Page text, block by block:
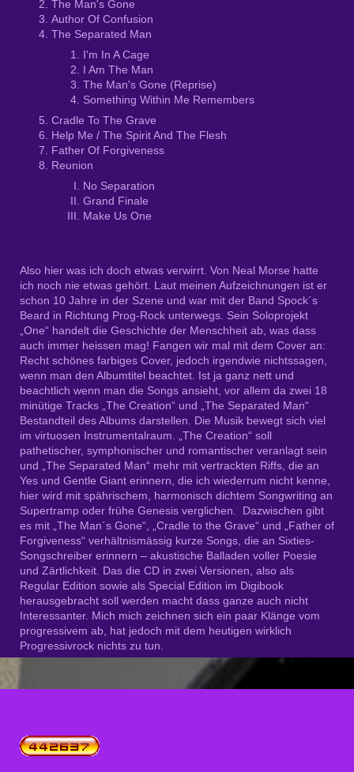
The Man's Gone
Author Of Confusion
The Separated Man
I'm In A Cage
I Am The Man
The Man's Gone (Reprise)
Something Within Me Remembers
Cradle To The Grave
Help Me / The Spirit And The Flesh
Father Of Forgiveness
Reunion
No Separation
Grand Finale
Make Us One
Also hier was ich doch etwas verwirrt. Von Neal Morse hatte
ich noch nie etwas gehört. Laut meinen Aufzeichnungen ist er
schon 10 Jahre in der Szene und war mit der Band Spock´s
Beard in Richtung Prog-Rock unterwegs. Sein Soloprojekt
„One“ handelt die Geschichte der Menschheit ab, was dass
auch immer heissen mag! Fangen wir mal mit dem Cover an:
Recht schönes farbiges Cover, jedoch irgendwie nichtssagen,
wenn man den Albumtitel beachtet. Ist ja ganz nett und
beachtlich wenn man die Songs ansieht, vor allem da zwei 18
minütige Tracks „The Creation“ und „The Separated Man“
Bestandteil des Albums darstellen. Die Musik bewegt sich viel
im virtuosen Instrumentalraum. „The Creation“ soll
pathetischer, symphonischer und romantischer veranlagt sein
und „The Separated Man“ mehr mit vertrackten Riffs, die an
Yes und Gentle Giant erinnern, die ich wiederrum nicht kenne,
hier wird mit spährischem, harmonisch dichtem Songwriting an
Supertramp oder frühe Genesis verglichen. Dazwischen gibt
es mit „The Man´s Gone“, „Cradle to the Grave“ und „Father of
Forgiveness“ verhältnismässig kurze Songs, die an Sixties-
Songschreiber erinnern – akustische Balladen voller Poesie
und Zärtlichkeit. Das die CD in zwei Versionen, also als
Regular Edition sowie als Special Edition im Digibook
herausgebracht soll werden macht dass ganze auch nicht
Interessanter. Mich mich zeichnen sich ein paar Klänge vom
progressivem ab, hat jedoch mit dem heutigen wirklich
Progressivrock nichts zu tun.